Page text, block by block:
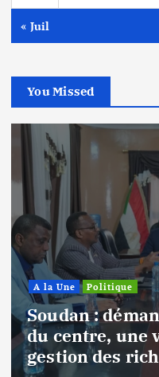
« Juil
You Missed
A la Une Politique
Soudan :
du centre, une
gestion des